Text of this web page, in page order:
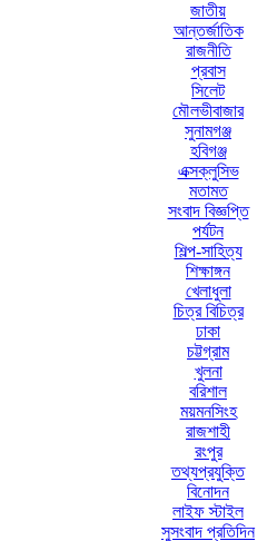
জাতীয়
আন্তর্জাতিক
রাজনীতি
প্রবাস
সিলেট
মৌলভীবাজার
সুনামগঞ্জ
হবিগঞ্জ
এক্সক্লুসিভ
মতামত
সংবাদ বিজ্ঞপ্তি
পর্যটন
শিল্প-সাহিত্য
শিক্ষাঙ্গন
খেলাধুলা
চিত্র বিচিত্র
ঢাকা
চট্টগ্রাম
খুলনা
বরিশাল
ময়মনসিংহ
রাজশাহী
রংপুর
তথ্যপ্রযুক্তি
বিনোদন
লাইফ স্টাইল
সুসংবাদ প্রতিদিন